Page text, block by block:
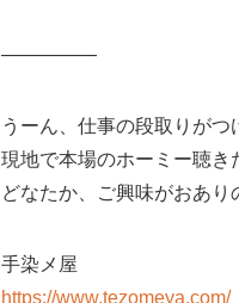
—————
うーん、仕事の段取りがつ
現地で本場のホーミー聴き
どなたか、ご興味がおあり
手染メ屋
https://www.tezomeya.com/